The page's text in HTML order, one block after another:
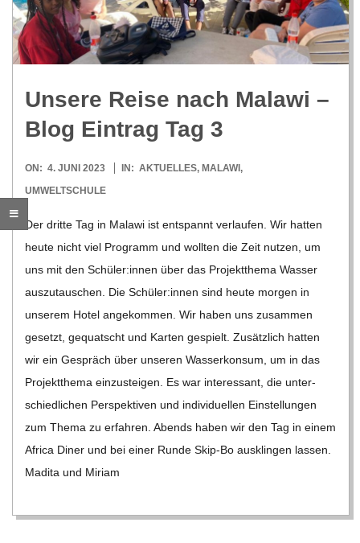
R
E
G
O
L
D
S
C
H
M
I
Unsere Reise nach Malawi –
Blog Ein­trag Tag 3
2023-
06-
ON: 4. JUNI 2023 IN: AKTUELLES, MALAWI ,
UMWELTSCHULE
Der dritte Tag in Malawi ist ent­spannt ver­lau­fen. Wir hat­ten
heute nicht viel Pro­gramm und woll­ten die Zeit nut­zen, um
uns mit den Schüler:innen über das Pro­jekt­thema Was­ser
aus­zu­tau­schen. Die Schüler:innen sind heute mor­gen in
unse­rem Hotel ange­kom­men. Wir haben uns zusam­men
gesetzt, gequatscht und Kar­ten gespielt. Zusätz­lich hat­ten
wir ein Gespräch über unse­ren Was­ser­kon­sum, um in das
Pro­jekt­thema ein­zu­stei­gen. Es war inter­es­sant, die unter­
schied­li­chen Per­spek­ti­ven und indi­vi­du­el­len Ein­stel­lun­gen
zum Thema zu erfah­ren. Abends haben wir den Tag in einem
Africa Diner und bei einer Runde Skip-Bo aus­klin­gen las­sen.
Madita und Miriam